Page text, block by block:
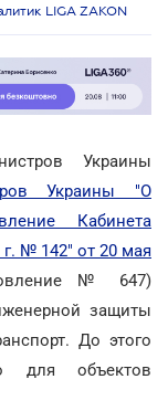
LIGA ZAKON
Украины
Украины "О
Кабинета
№ 142" от 20 мая
№ 647)
защиты
До этого
для объектов